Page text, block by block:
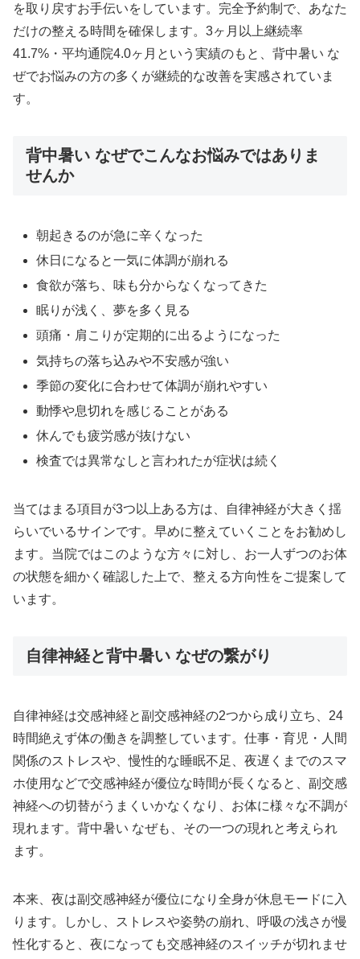
を取り戻すお手伝いをしています。完全予約制で、あなた
だけの整える時間を確保します。3ヶ月以上継続率
41.7%・平均通院4.0ヶ月という実績のもと、背中暑い な
ぜでお悩みの方の多くが継続的な改善を実感されていま
す。
背中暑い なぜでこんなお悩みではありま
せんか
朝起きるのが急に辛くなった
休日になると一気に体調が崩れる
食欲が落ち、味も分からなくなってきた
眠りが浅く、夢を多く見る
頭痛・肩こりが定期的に出るようになった
気持ちの落ち込みや不安感が強い
季節の変化に合わせて体調が崩れやすい
動悸や息切れを感じることがある
休んでも疲労感が抜けない
検査では異常なしと言われたが症状は続く
当てはまる項目が3つ以上ある方は、自律神経が大きく揺
らいでいるサインです。早めに整えていくことをお勧めし
ます。当院ではこのような方々に対し、お一人ずつのお体
の状態を細かく確認した上で、整える方向性をご提案して
います。
自律神経と背中暑い なぜの繋がり
自律神経は交感神経と副交感神経の2つから成り立ち、24
時間絶えず体の働きを調整しています。仕事・育児・人間
関係のストレスや、慢性的な睡眠不足、夜遅くまでのスマ
ホ使用などで交感神経が優位な時間が長くなると、副交感
神経への切替がうまくいかなくなり、お体に様々な不調が
現れます。背中暑い なぜも、その一つの現れと考えられ
ます。
本来、夜は副交感神経が優位になり全身が休息モードに入
ります。しかし、ストレスや姿勢の崩れ、呼吸の浅さが慢
性化すると、夜になっても交感神経のスイッチが切れませ